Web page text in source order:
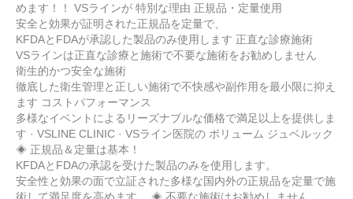
めます！！ VSラインが 特別な理由 正規品・定量使用
安全と効果が証明された正規品を定量で、
KFDAとFDAが承認した製品のみ使用します 正直な診療施術
VSラインは正直な診療と施術で不要な施術をお勧めしません
衛生的かつ安全な施術
徹底した衛生管理と正しい施術で不快感や副作用を最小限に抑え
ます コストパフォーマンス
多様なイベントによるリーズナブルな価格で満足以上を提供しま
す · VSLINE CLINIC · VSライン医院の ボリューム ジュベルック
◈ 正規品＆定量は基本！
KFDAとFDAの承認を受けた製品のみを使用します。
安全性と効果の面で立証された多様な国内外の正規品を定量で施